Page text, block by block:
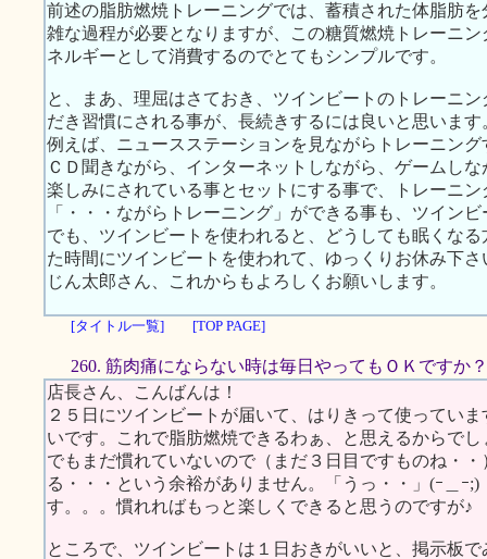
前述の脂肪燃焼トレーニングでは、蓄積された体脂肪
雑な過程が必要となりますが、この糖質燃焼トレーニ
ネルギーとして消費するのでとてもシンプルです。
と、まあ、理屈はさておき、ツインビートのトレーニ
だき習慣にされる事が、長続きするには良いと思います
例えば、ニュースステーションを見ながらトレーニン
ＣＤ聞きながら、インターネットしながら、ゲームし
楽しみにされている事とセットにする事で、トレーニ
「・・・ながらトレーニング」ができる事も、ツイン
でも、ツインビートを使われると、どうしても眠くな
た時間にツインビートを使われて、ゆっくりお休み下さ
じん太郎さん、これからもよろしくお願いします。
[タイトル一覧] [TOP PAGE]
260. 筋肉痛にならない時は毎日やってもＯＫですか？
店長さん、こんばんは！
２５日にツインビートが届いて、はりきって使ってい
いです。これで脂肪燃焼できるわぁ、と思えるからで
でもまだ慣れていないので（まだ３日目ですものね・
る・・・という余裕がありません。「うっ・・」(ｰ＿
す。。。慣れればもっと楽しくできると思うのですが
ところで、ツインビートは１日おきがいいと、掲示板